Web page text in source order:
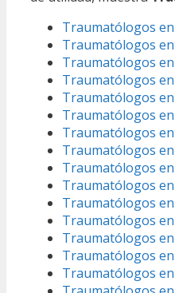
Traumatólogos
Traumatólogos
Traumatólogos
Traumatólogos
Traumatólogos
Traumatólogos
Traumatólogos
Traumatólogos
Traumatólogos en
Traumatólogos
Traumatólogos
Traumatólogos
Traumatólogos
Traumatólogos
Traumatólogos